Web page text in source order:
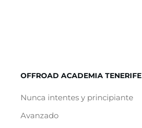
OFFROAD ACADEMIA TENERIFE
Nunca intentes y principiante
Avanzado